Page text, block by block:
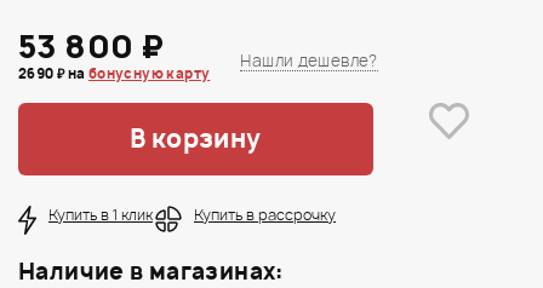
53 800 ₽
2690 ₽ на бонусную карту
Нашли дешевле?
В корзину
Купить в 1 клик Купить в рассрочку
Наличие в магазинах: